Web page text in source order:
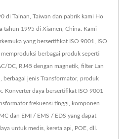
di Tainan, Taiwan dan pabrik kami Ho
tahun 1995 di Xiamen, China. Kami
yang bersertifikat ISO 9001, ISO
berbagai produk seperti
DC, RJ45 dengan magnetik, filter Lan
jenis Transformator, produk
Konverter daya bersertifikat ISO 9001
frekuensi tinggi, komponen
dan EMI / EMS / EDS yang dapat
untuk medis, kereta api, POE, dll.